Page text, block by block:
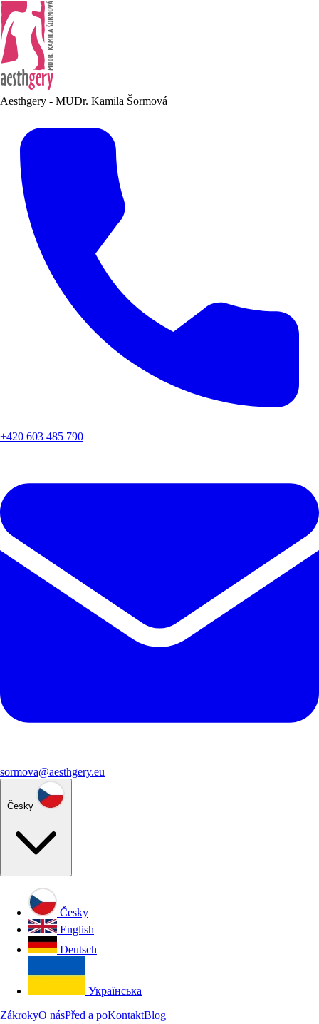
Aesthgery - MUDr. Kamila Šormová
+420 603 485 790
sormova@aesthgery.eu
Česky
Česky
English
Deutsch
Українська
ZákrokyO násPřed a poKontaktBlog